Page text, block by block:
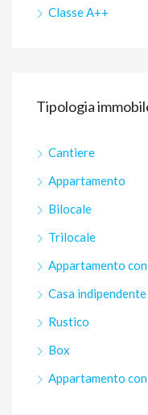
Classe A++
Tipologia
Cantiere
Appartamento
Bilocale
Trilocale
Appartamento
Casa indipendente
Rustico
Box
Appartamento